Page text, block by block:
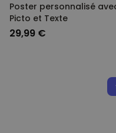
Poster personnalisé
Picto et Texte
29,99 €